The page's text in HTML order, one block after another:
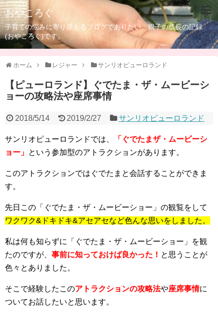
おやころぐ
子育ての悩みに寄り添えるブログでありたい、親子の成長の記録
(おやころぐ)です。
ホーム レジャー サンリオピューロランド
【ピューロランド】ぐでたま・ザ・ムービーシ
ョーの攻略法や座席事情
2018/5/14 2019/2/27 サンリオピューロランド
サンリオピューロランドでは、
「ぐでたまザ・ムービーシ
ョー」 という参加型のアトラクションがあります。
このアトラクションではぐでたまと会話することができま
す。
先日この「ぐでたま・ザ・ムービーショー」の観覧をして
ワクワク&ドキドキ&アセアセなど色んな思いをしました。
私は何も知らずに「ぐでたま・ザ・ムービーショー」を観
たのですが、 事前に知っておけば良かった！ と思うことが
色々とありました。
そこで経験したこのアトラクションの攻略法や座席事情に
ついてお話したいと思います。